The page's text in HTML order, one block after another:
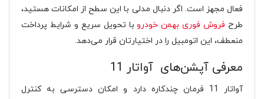
فعال مجهز است. اگر دنبال مدلی با این سطح از امکانات هستید،
طرح فروش فوری بهمن خودروبا تحویل سریع و شرایط پرداخت
منعطف، این اتومبیل را در اختیارتان قرار می‌دهد.
معرفی آپشن‌های آواتار 11
آواتار 11 فرمان چندکاره دارد و امکان دسترسی به کنترل